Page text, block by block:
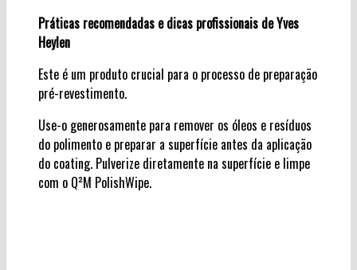
Práticas recomendadas e dicas profissionais de Yves
Heylen
Este é um produto crucial para o processo de preparação
pré-revestimento.
Use-o generosamente para remover os óleos e resíduos
do polimento e preparar a superfície antes da aplicação
do coating. Pulverize diretamente na superfície e limpe
com o Q²M PolishWipe.